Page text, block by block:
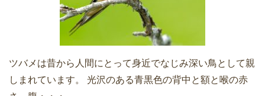
ツバメは昔から人間にとって身近でなじみ深い鳥として親
しまれています。 光沢のある青黒色の背中と額と喉の赤